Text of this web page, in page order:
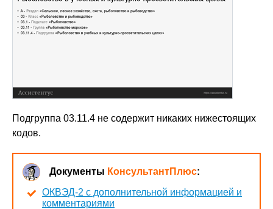
Подгруппа 03.11.4 не содержит никаких нижестоящих
кодов.
Документы КонсультантПлюс:
ОКВЭД-2 с дополнительной информацией и
комментариями